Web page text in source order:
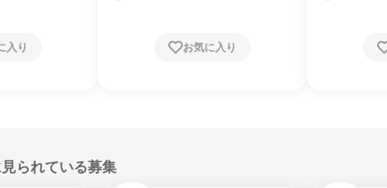
入り お気に入り
られている募集